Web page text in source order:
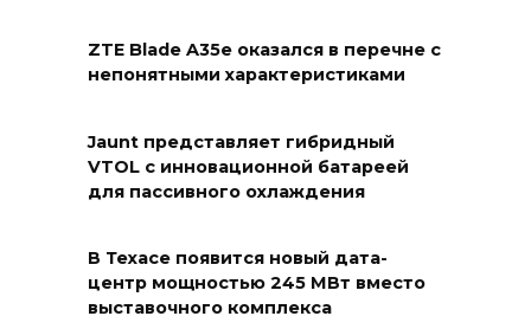
ZTE Blade A35e оказался в перечне с
непонятными характеристиками
Jaunt представляет гибридный
VTOL с инновационной батареей
для пассивного охлаждения
В Техасе появится новый дата-
центр мощностью 245 МВт вместо
выставочного комплекса